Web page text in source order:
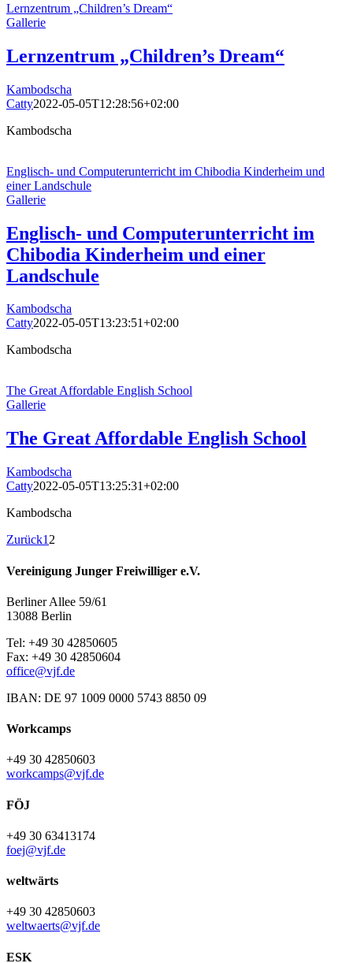
Lernzentrum „Children’s Dream“
Gallerie
Lernzentrum „Children’s Dream“
Kambodscha
Catty2022-05-05T12:28:56+02:00
Kambodscha
Englisch- und Computerunterricht im Chibodia Kinderheim und
einer Landschule
Gallerie
Englisch- und Computerunterricht im
Chibodia Kinderheim und einer
Landschule
Kambodscha
Catty2022-05-05T13:23:51+02:00
Kambodscha
The Great Affordable English School
Gallerie
The Great Affordable English School
Kambodscha
Catty2022-05-05T13:25:31+02:00
Kambodscha
Zurück1 2
Vereinigung Junger Freiwilliger e.V.
Berliner Allee 59/61
13088 Berlin
Tel: +49 30 42850605
Fax: +49 30 42850604
office@vjf.de
IBAN: DE 97 1009 0000 5743 8850 09
Workcamps
+49 30 42850603
workcamps@vjf.de
FÖJ
+49 30 63413174
foej@vjf.de
weltwärts
+49 30 42850603
weltwaerts@vjf.de
ESK